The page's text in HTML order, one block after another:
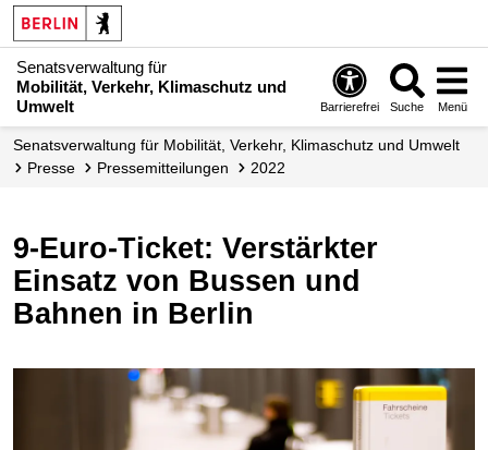
Senatsverwaltung für
Mobilität, Verkehr, Klimaschutz und
Umwelt
Barrierefrei Suche Menü
Senatsverwaltung für Mobilität, Verkehr, Klimaschutz und Umwelt
Presse
Presse­mitteilungen 2022
9-Euro-Ticket: Verstärkter
Einsatz von Bussen und
Bahnen in Berlin